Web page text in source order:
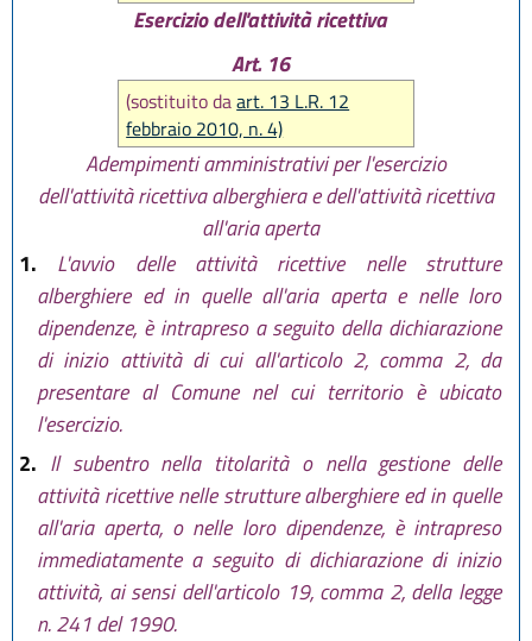
Esercizio dell'attività ricettiva
Art. 16
(sostituito daart. 13 L.R. 12
febbraio 2010, n. 4)
Adempimenti amministrativi per l'esercizio
dell'attività ricettiva alberghiera e dell'attività ricettiva
all'aria aperta
1.
L'avvio delle attività ricettive nelle strutture
alberghiere ed in quelle all'aria aperta e nelle loro
dipendenze, è intrapreso a seguito della dichiarazione
di inizio attività di cui all'articolo 2, comma 2, da
presentare al Comune nel cui territorio è ubicato
l'esercizio.
2. Il subentro nella titolarità o nella gestione delle
attività ricettive nelle strutture alberghiere ed in quelle
all'aria aperta, o nelle loro dipendenze, è intrapreso
immediatamente a seguito di dichiarazione di inizio
attività, ai sensi dell'articolo 19, comma 2, della legge
n. 241 del 1990.